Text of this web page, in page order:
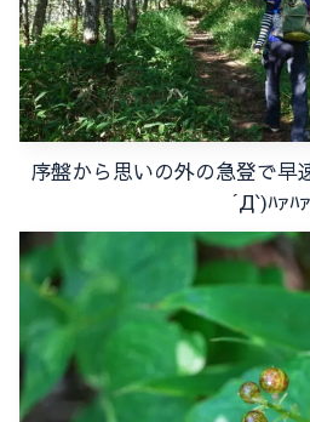
序盤から思いの外の急登で
´Д`)ﾊｧﾊｧ